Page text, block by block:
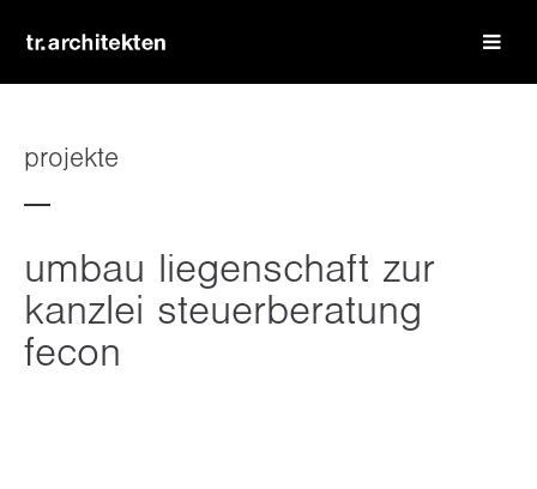
passwort
projekte
umbau liegenschaft zur
kanzlei steuerberatung
fecon